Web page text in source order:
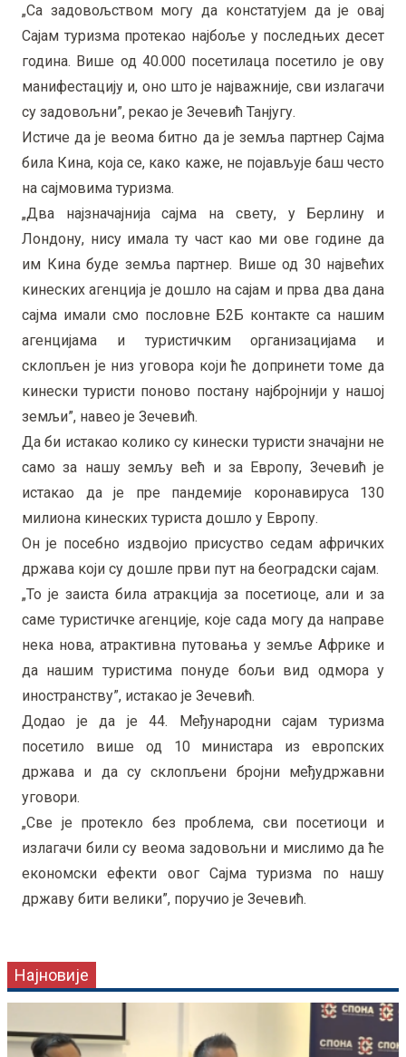
„Са задовољством могу да констатујем да је овај
Сајам туризма протекао најбоље у последњих десет
година. Више од 40.000 посетилаца посетило је ову
манифестацију и, оно што је најважније, сви излагачи
су задовољни”, рекао је Зечевић Танјугу.
Истиче да је веома битно да је земља партнер Сајма
била Кина, која се, како каже, не појављује баш често
на сајмовима туризма.
„Два најзначајнија сајма на свету, у Берлину и
Лондону, нису имала ту част као ми ове године да
им Кина буде земља партнер. Више од 30 највећих
кинеских агенција је дошло на сајам и прва два дана
сајма имали смо пословне Б2Б контакте са нашим
агенцијама и туристичким организацијама и
склопљен је низ уговора који ће допринети томе да
кинески туристи поново постану најбројнији у нашој
земљи”, навео је Зечевић.
Да би истакао колико су кинески туристи значајни не
само за нашу земљу већ и за Европу, Зечевић је
истакао да је пре пандемије коронавируса 130
милиона кинеских туриста дошло у Европу.
Он је посебно издвојио присуство седам афричких
држава који су дошле први пут на београдски сајам.
„То је заиста била атракција за посетиоце, али и за
саме туристичке агенције, које сада могу да направе
нека нова, атрактивна путовања у земље Африке и
да нашим туристима понуде бољи вид одмора у
иностранству”, истакао је Зечевић.
Додао је да је 44. Међународни сајам туризма
посетило више од 10 министара из европских
држава и да су склопљени бројни међудржавни
уговори.
„Све је протекло без проблема, сви посетиоци и
излагачи били су веома задовољни и мислимо да ће
економски ефекти овог Сајма туризма по нашу
државу бити велики”, поручио је Зечевић.
Најновије